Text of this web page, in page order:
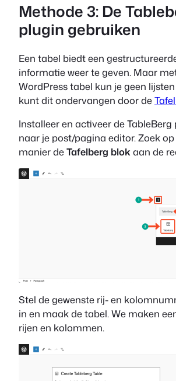
Methode 3: De
plugin gebruiken
Een tabel biedt een
informatie weer te geven. Maar
WordPress tabel kun je geen
kunt dit ondervangen door de
Installeer en activeer de TableBerg
naar je post/pagina editor. Zoek
manier deTafelberg blokaan de
Stel de gewenste rij- en
in en maak de tabel. We maken
rijen en kolommen.